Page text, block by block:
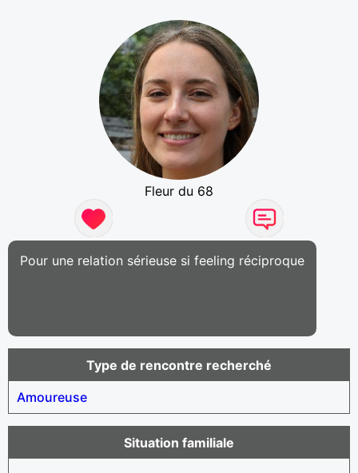
Fleur du 68
Pour une relation sérieuse si feeling réciproque
Type de rencontre recherché
Amoureuse
Situation familiale